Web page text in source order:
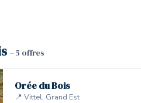
– 5 offres
Orée du Bois
📍 Vittel, Grand Est